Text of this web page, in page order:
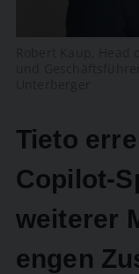
Tieto
Copilot-
weiterer
engen